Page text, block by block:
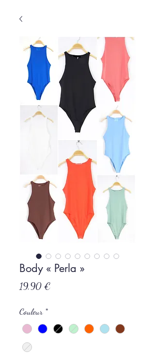
Body « Perla »
19,90 €
Couleur *